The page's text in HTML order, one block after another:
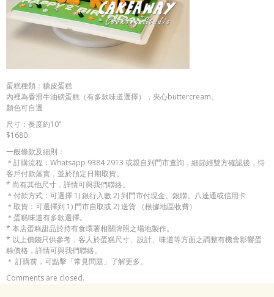
蛋糕種類：糖皮蛋糕
內裡為香滑牛油磅蛋糕（有多款味道選擇），夾心buttercream。
顏色可自選
尺寸：長度約10"
$1680
一般條款及細則：
＊訂購流程：Whatsapp 9384 2913 或親自到門市查詢，細節經雙方確認後，待
客戶付款落實，並於預定日期取貨。
* 尚有其他尺寸，詳情可與我們聯絡。
＊付款方式：可選擇 1) 銀行入數 2) 到門市付現金、銀聯、八達通或信用卡
＊取貨：可選擇到 1) 門市自取或 2) 送貨 （根據地區收費）
＊蛋糕味道有多款選擇。
* 本店蛋糕甜品於持有食環署相關牌照之場地製作。
* 以上價錢只供參考，客人於蛋糕尺寸、設計、味道等方面之調整有機會影響蛋
糕價格，詳情可與我們聯絡。
＊ 訂購前，可點擊「常見問題」了解更多。
Comments are closed.